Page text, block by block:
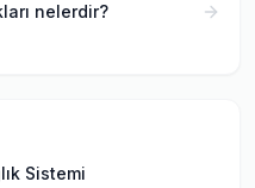
nelerdir?
Sistemi